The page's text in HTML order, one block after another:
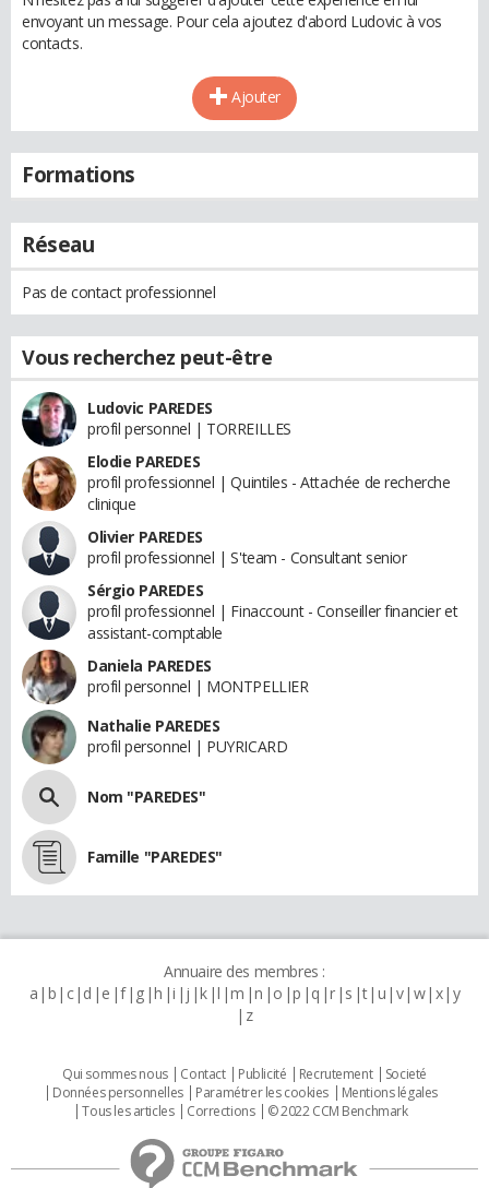
envoyant un message. Pour cela ajoutez d'abord Ludovic à vos
contacts.
Ajouter
Formations
Réseau
Pas de contact professionnel
Vous recherchez peut-être
Ludovic PAREDES
profil personnel | TORREILLES
Elodie PAREDES
profil professionnel | Quintiles - Attachée de recherche
clinique
Olivier PAREDES
profil professionnel | S'team - Consultant senior
Sérgio PAREDES
profil professionnel | Finaccount - Conseiller financier et
assistant-comptable
Daniela PAREDES
profil personnel | MONTPELLIER
Nathalie PAREDES
profil personnel | PUYRICARD
Nom "PAREDES"
Famille "PAREDES"
Annuaire des membres :
a b c d e f g h i j k l m n o p q r s t u v w x y
z
Qui sommes nous Contact Publicité Recrutement
Societé
Données personnelles
Paramétrer les cookies
Mentions légales
Tous les articles
Corrections © 2022 CCM Benchmark